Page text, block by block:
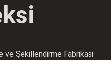
ve Şekillendirme Fabrikasi